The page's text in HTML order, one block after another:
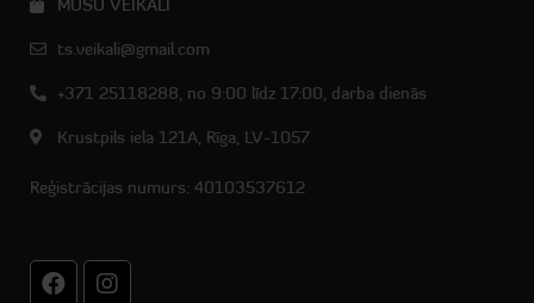
MŪSU VEIKALI
ts.veikali@gmail.com
+371 25118288, no 9:00 līdz 17:00, darba dienās
Krustpils iela 121A, Rīga, LV-1057
Reģistrācijas numurs: 40103537612